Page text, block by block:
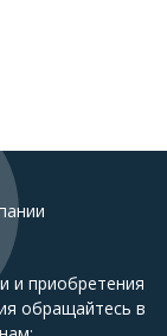
и приобретения
обращайтесь в